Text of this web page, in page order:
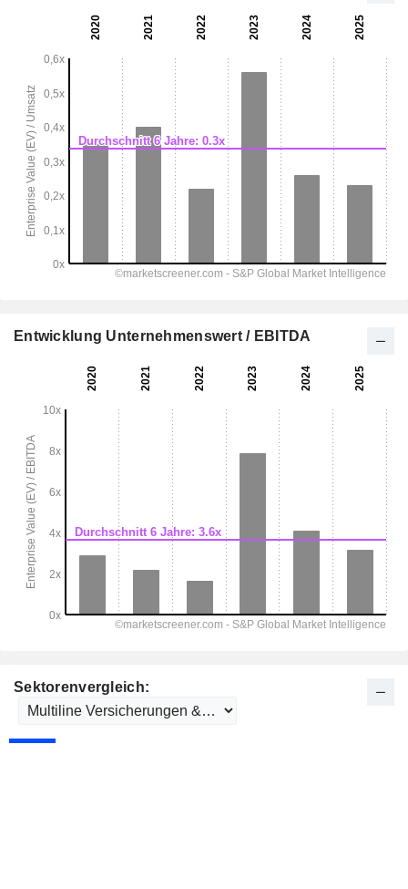
Sektorenvergleich:
Entwicklung Unternehmenswert / EBITDA